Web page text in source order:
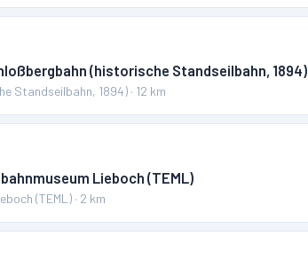
(historische Standseilbahn, 1894)
Standseilbahn, 1894) · 12 km
Lieboch (TEML)
(TEML) · 2 km